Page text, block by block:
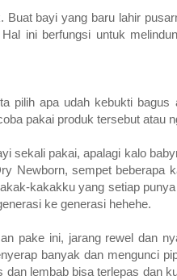
bayi yang baru lahir
ini berfungsi untuk
pilih apa udah kebukti bagus
pakai produk tersebut atau
sekali pakai, apalagi kalo
Newborn, sempet beberapa
kakakku yang setiap
ke generasi hehehe.
pake ini, jarang rewel dan
banyak dan mengunci
lembab bisa terlepas dan